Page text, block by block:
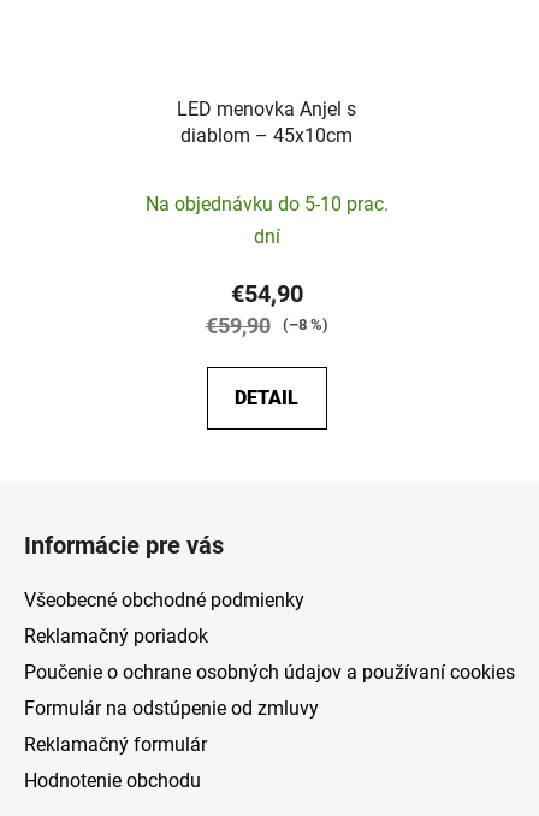
LED menovka Anjel s
diablom – 45x10cm
Na objednávku do 5-10 prac.
dní
€54,90
€59,90 (–8 %)
DETAIL
Informácie pre vás
Všeobecné obchodné podmienky
Reklamačný poriadok
Poučenie o ochrane osobných údajov a používaní cookies
Formulár na odstúpenie od zmluvy
Reklamačný formulár
Hodnotenie obchodu